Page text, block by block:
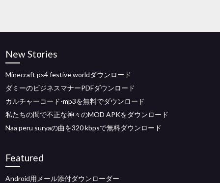
New Stories
Minecraft ps4 festive worldダウンロード
ダミーのビジネスマナーPDFダウンロード
カルチャーコード-mp3を無料でダウンロード
私たちの間で不正な神々のMOD APKをダウンロード
Naa peru suryaの曲を320 kbpsで無料ダウンロード
Featured
Android用メール添付ダウンローダー